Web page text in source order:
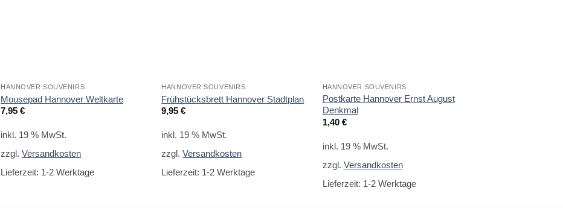
HANNOVER SOUVENIRS
Mousepad Hannover Weltkarte
7,95€
inkl. 19 % MwSt.
zzgl.Versandkosten
Lieferzeit: 1-2 Werktage
HANNOVER SOUVENIRS
Frühstücksbrett Hannover Stadtplan
9,95€
inkl. 19 % MwSt.
zzgl.Versandkosten
Lieferzeit: 1-2 Werktage
HANNOVER SOUVENIRS
Postkarte Hannover Ernst August
Denkmal
1,40 €
inkl. 19 % MwSt.
zzgl. Versandkosten
Lieferzeit: 1-2 Werktage